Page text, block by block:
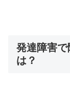
発達障害で
は？